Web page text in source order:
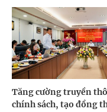
Tăng cường truyền
chính sách, tạo đồng